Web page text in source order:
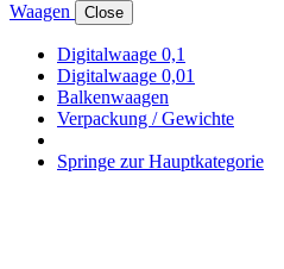
Waagen Close
Digitalwaage 0,1
Digitalwaage 0,01
Balkenwaagen
Verpackung / Gewichte
Springe zur Hauptkategorie